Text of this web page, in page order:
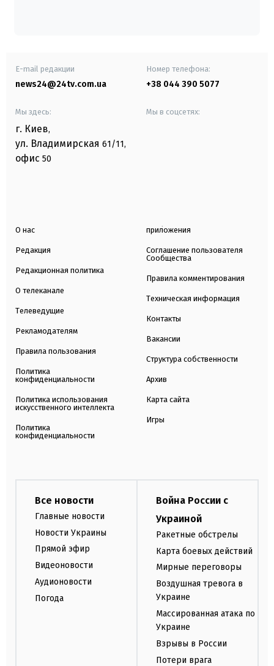
E-mail редакции
news24@24tv.com.ua
Номер телефона:
+38 044 390 5077
Мы здесь:
г. Киев,
ул. Владимирская 61/11,
офис 50
Мы в соцсетях:
О нас
Редакция
Редакционная политика
О телеканале
Телеведущие
Рекламодателям
Правила пользования
Политика
конфиденциальности
Политика использования
искусственного интеллекта
Политика
конфиденциальности
приложения
Соглашение пользователя
Сообщества
Правила комментирования
Техническая информация
Контакты
Вакансии
Структура собственности
Архив
Карта сайта
Игры
Все новости
Главные новости
Новости Украины
Прямой эфир
Видеоновости
Аудионовости
Погода
Война России с
Украиной
Ракетные обстрелы
Карта боевых действий
Мирные переговоры
Воздушная тревога в
Украине
Массированная атака по
Украине
Взрывы в России
Потери врага